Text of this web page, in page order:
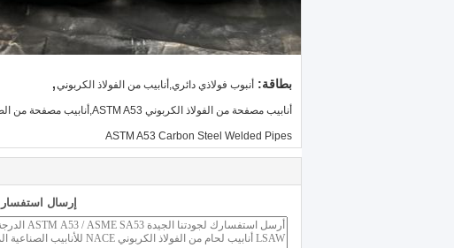
بطاقة: أنبوب فولاذي دائري,أنابيب من الفولاذ الكربوني,
أنابيب مصفحة من الفولاذ الكربوني ASTM A53,أنابيب مصفحة من الصلب الكربوني ASME SA53,أنابيب لحام من الفولاذ الكربوني
ASTM A53 Carbon Steel Welded Pipes
إرسال